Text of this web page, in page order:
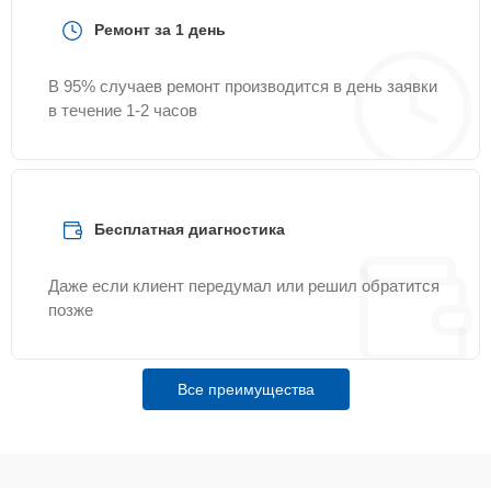
Ремонт за 1 день
В 95% случаев ремонт производится в день заявки
в течение 1-2 часов
Бесплатная диагностика
Даже если клиент передумал или решил обратится
позже
Все преимущества